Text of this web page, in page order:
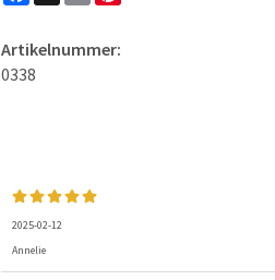
Artikelnummer:
0338
2025-02-12
Annelie